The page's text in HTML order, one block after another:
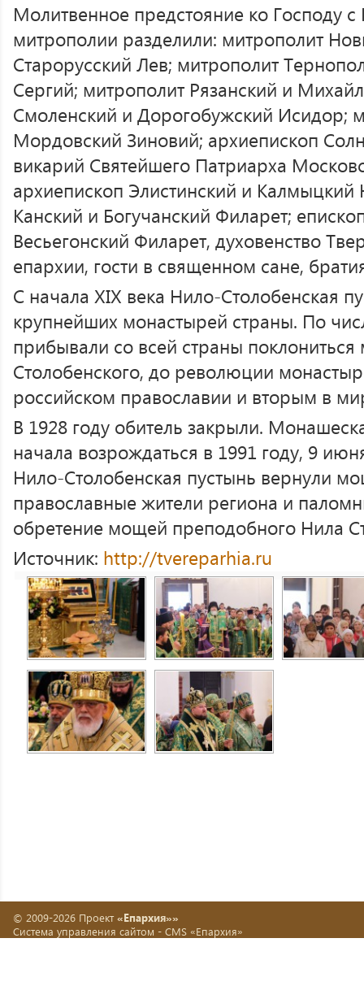
Молитвенное предстояние ко Господу с
митрополии разделили: митрополит
Старорусский Лев; митрополит
Сергий; митрополит Рязанский и
Смоленский и Дорогобужский Исидор;
Мордовский Зиновий; архиепископ
викарий Святейшего Патриарха
архиепископ Элистинский и
Канский и Богучанский Филарет;
Весьегонский Филарет, духовенство
епархии, гости в священном сане,
С начала XIX века Нило-Столобенская
крупнейших монастырей страны. По
прибывали со всей страны
Столобенского, до революции
российском православии и вторым в
В 1928 году обитель закрыли.
начала возрождаться в 1991 году, 9
Нило-Столобенская пустынь вернули
православные жители региона и
обретение мощей преподобного Нила
Источник: http://tvereparhia.ru
© 2009-2026 Проект «Епархия»»
Система управления сайтом - CMS «Епархия»